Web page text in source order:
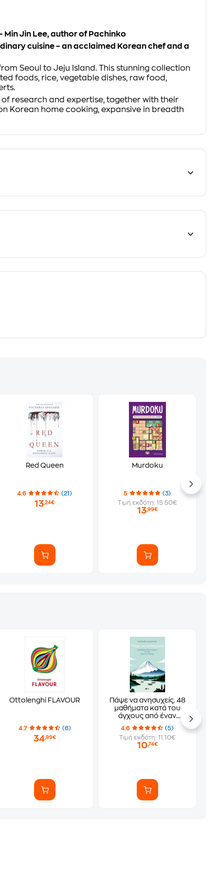
– Min Jin Lee, author of Pachinko
cuisine – an acclaimed Korean chef and a
Seoul to Jeju Island. This stunning collection
foods, rice, vegetable dishes, raw food,
research and expertise, together with their
Korean home cooking, expansive in breadth
Red Queen
4.6 (21)
13,24€
Murdoku
5
(3)
Τιμή εκδότη: 15.50€
13,99€
Ottolenghi FLAVOUR
4.7 (6)
34,99€
Πάψε να ανησυχείς. 48
μαθήματα κατά του
άγχους από έναν
Ιάπωνα Ζεν Μοναχό
4.6
(5)
Τιμή εκδότη: 11.10€
10,74€